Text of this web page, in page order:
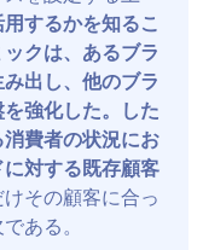
するかを知るこ
クは、あるブラ
出し、他のブラ
強化した。した
費者の状況にお
対する既存顧客
その顧客に合っ
ある。